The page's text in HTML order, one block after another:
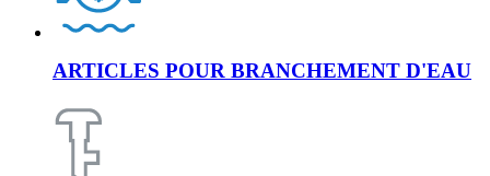
ARTICLES POUR BRANCHEMENT D'EAU